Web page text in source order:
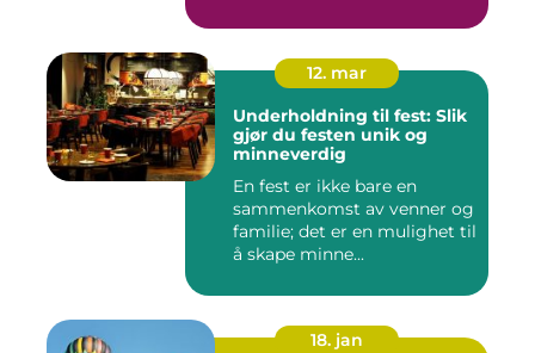
12. mar
Underholdning til fest: Slik
gjør du festen unik og
minneverdig
En fest er ikke bare en
sammenkomst av venner og
familie; det er en mulighet til
å skape minne...
18. jan